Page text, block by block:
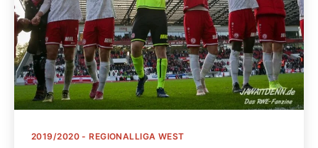
Kategorien
2019/2020 - REGIONALLIGA WEST